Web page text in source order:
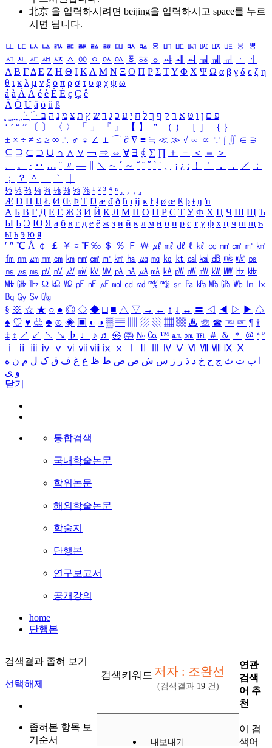
北京 을 입력하시려면 beijing을 입력하시고 space를 누르
시면 됩니다.
ㅥ ㅦ ㅧ ㅨ ㅩ ㅪ ㅫ ㅬ ㅭ ㅮ ㅯ ㅰ ㅱ ㅲ ㅳ ㅴ ㅵ ㅶ ㅷ ㅸ
ㅹ
ㅺ ㅻ ㅼ ㅽ ㅾ ㅿ ㆀ ㆁ ㆂ ㆃ ㆄ ㆅ ㆆ ㆇ ㆈ ㆉ ㆊ ㆋ ㆌ ㆍ
ㆎ
Α Β ΓΔ Ε Ζ Η Θ Ι ΚΛ Μ Ν Ξ Ο Π Ρ Σ ΤΥ Φ Χ Ψ Ω α β γ δ ε ζ η
θ ι κ λ μ ν ξ ο π ρ σ τ υ φ χ ψ ω
á à Á À é è É È ç Ç ê
Ä Ö Ü ä ö ü ß
ִֶֹ ֻּ ׁׂ פ ם ן ו ט א ר ק ף ך ל ח י ע כ ג ד ש ץ ת צ מ נ ה ב
‘ ’ “ ” 〔 〕 〈 〉 「 」 『 』 【 】 ＂ （ ） ［ ］ ｛ ｝
± × ÷ ≠ ≤ ≥ ∞ ∴ ♂ ♀ ∠ ⊥ ⌒ ∂ ∇ ≡ ≒ ≪ ≫ √ ∽ ∝ ∵ ∫ ∬ ∈ ∋
⊆ ⊇ ⊂ ⊃ ∪ ∩ ∧ ∨ ￢ ⇒ ⇔ ∀ ∃ ∮ ∑ ∏ ＋ － ＜ ＝
＞
、
。 · ‥ … ¨ 〃 ― ＼ ∼ ´ ～ ˇ ˘ ˝ ˚ ˙ ¸ ¡ ¿ ː ！ ＇ ， ． ／
：
；
？ ＾ ｀
½ ⅓ ⅔ ¼ ¾ ⅛ ⅜ ⅝ ⅞ ¹ ² ³ ⁴ ⁿ ₁ ₂ ₃ ₄
Æ Ð Ħ Ĳ Ł Ø Œ Þ Ŧ Ŋ æ đ ð ħ ı ĳ ĸ ŀ ł ø œ ß þ ŧ ŋ ŉ
А Б В Г Д Е Ё Ж З И Й К Л М Н О П Р С Т У Ф Х Ц Ч Ш Щ Ъ
Ы Ь Э Ю Я а б в г д е ё ж з и й к л м н о п р с т у ф х ц ч ш щ ъ
ы ь э ю я
′ ″ ℃ Å ￠ ￡ ￥ ¤ ℉ ‰ ＄ ％ Ｆ ￦ ㎕ ㎖ ㎗ ℓ ㎘ ㏄ ㎣ ㎤ ㎥ ㎦
㎙ ㎚ ㎛ ㎜ ㎝ ㎞ ㎟ ㎠ ㎡ ㎢ ㏊ ㎍ ㎎ ㎏ ㏏ ㎈ ㎉ ㏈ ㎧ ㎨ ㎰
㎱ ㎲ ㎳ ㎴ ㎵ ㎶ ㎷ ㎸ ㎹ ㎀ ㎁ ㎂ ㎃ ㎄ ㎺ ㎻ ㎽ ㎾ ㎿ ㎐ ㎑
㎒ ㎓ ㎔ Ω ㏀ ㏁ ㎊ ㎋ ㎌ ㏖ ㏅ ㎭ ㎮ ㎯ ㏛ ㎩ ㎪ ㎫ ㎬ ㏝ ㏐
㏓
㏃ ㏉ ㏜ ㏆
§ ※ ☆ ★ ○ ● ◎ ◇ ◆ □ ■ △ ▽ → ← ↑ ↓ ↔ 〓 ◁ ◀ ▷ ▶ ♤
♠ ♡ ♥ ♧ ♣ ⊙ ◈ ▣ ◐ ◑ ▒ ▤ ▨ ▧ ▦ ▩ ♨ ☏ ☎ ☜ ☞ ¶ †
‡ ↕ ↗ ↙ ↖ ↘ ♭ ♩ ♪ ♬ ㉿ ㈜ № ㏇ ™ ㏂ ㏘ ℡ ＃ ＆ ＊ ＠ ª º
ⅰ
ⅱ ⅲ ⅳ ⅴ ⅵ ⅶ ⅷ ⅸ ⅹ Ⅳ Ⅴ Ⅵ Ⅶ Ⅷ Ⅸ Ⅹ
ب ت ث ج ح خ د ذ ر ز س ش ص ض ط ظ ع غ ف ق ک ل م ن ه
و ی
닫기
통합검색
국내학술논문
학위논문
해외학술논문
학술지
단행본
연구보고서
공개강의
home
단행본
검색결과 좁혀 보기
선택해제
좁혀본 항목 보
기순서
검색키워드 저자 : 조완선
(검색결과 19 건)
내보내기
연관
검색
어 추
천
이 검
색어